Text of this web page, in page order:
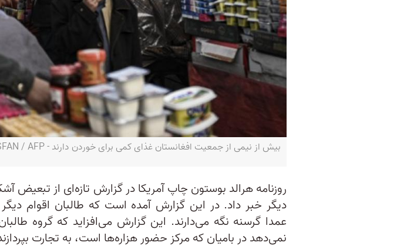
بیش از نیمی از جمعیت افغانستان غذای کمی برای خوردن دارند - MOHD RASFAN / AFP
روزنامه هرالد بوستون چاپ آمریکا در گزارش تازه‌ای از تبعیض
دیگر خبر داد. در این گزارش آمده است که طالبان اقوام دیگر
عمدا گرسنه نگه می‌دارند. این گزارش می‌افزاید که گروه
نمی‌دهد در بامیان که مرکز حضور هزاره‌ها است، به تجارت